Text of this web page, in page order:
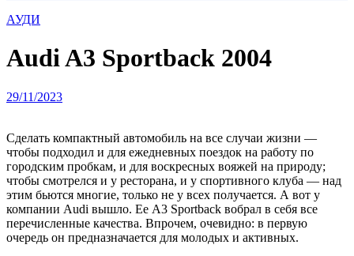
АУДИ
Audi A3 Sportback 2004
29/11/2023
Сделать компактный автомобиль на все случаи жизни —
чтобы подходил и для ежедневных поездок на работу по
городским пробкам, и для воскресных вояжей на природу;
чтобы смотрелся и у ресторана, и у спортивного клуба — над
этим бьются многие, только не у всех получается. А вот у
компании Audi вышло. Ее A3 Sportback вобрал в себя все
перечисленные качества. Впрочем, очевидно: в первую
очередь он предназначается для молодых и активных.